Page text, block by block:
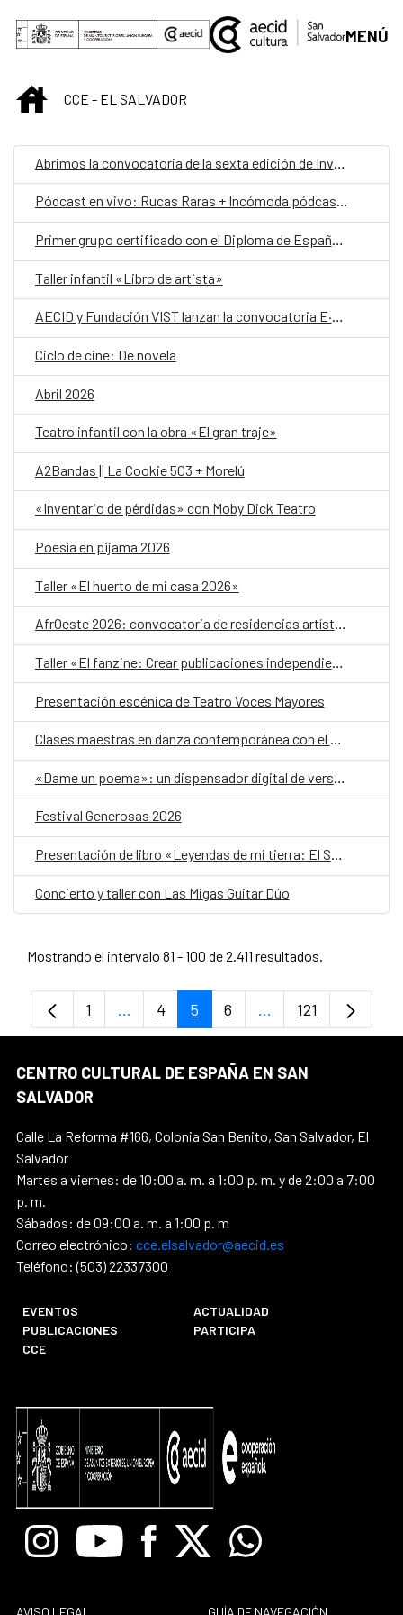
Saltar al contenido principal
MENÚ
INICIOCCE - EL SALVADOR
Pódcast en vivo: Rucas Raras + Incómoda pódcast + Hablemos de mujeres libres
Primer grupo certificado con el Diploma de Español como Lengua Extranjera del Instituto Cervantes en El Salvador
Taller infantil «Libro de artista»
AECID y Fundación VIST lanzan la convocatoria E·CO/26] Sobre el tiempo
Ciclo de cine: De novela
Abril 2026
Teatro infantil con la obra «El gran traje»
A2Bandas || La Cookie 503 + Morelú
«Inventario de pérdidas» con Moby Dick Teatro
Poesía en pijama 2026
Taller «El huerto de mi casa 2026»
AfrOeste 2026: convocatoria de residencias artísticas
Taller «El fanzine: Crear publicaciones independientes a través de la experimentación»
Presentación escénica de Teatro Voces Mayores
Clases maestras en danza contemporánea con el Festival Nómada 2026
Festival Generosas 2026
Presentación de libro «Leyendas de mi tierra: El Salvador»
Concierto y taller con Las Migas Guitar Dúo
Mostrando el intervalo 81 - 100 de 2.411 resultados.
Página
1 ...Páginas intermedias Use TAB para
Página
4 Página
5 Página
6 ...PáginasPágina
121
CENTRO CULTURAL DE ESPAÑA EN SAN
SALVADOR
Calle La Reforma #166, Colonia San Benito, San Salvador, El
Salvador
Martes a viernes: de 10:00 a. m. a 1:00 p. m. y de 2:00 a 7:00
p. m.
Sábados: de 09:00 a. m. a 1:00 p. m
Correo electrónico: cce.elsalvador@aecid.es
Teléfono: (503) 22337300
EVENTOS
ACTUALIDAD
PUBLICACIONES
PARTICIPA
CCE
InstagramYoutube Facebook
X Whatsapp